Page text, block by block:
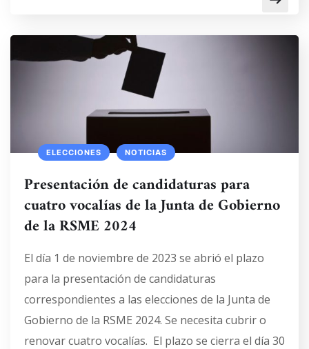
ELECCIONES NOTICIAS
Presentación de candidaturas para
cuatro vocalías de la Junta de Gobierno
de la RSME 2024
El día 1 de noviembre de 2023 se abrió el plazo
para la presentación de candidaturas
correspondientes a las elecciones de la Junta de
Gobierno de la RSME 2024. Se necesita cubrir o
renovar cuatro vocalías. El plazo se cierra el día 30